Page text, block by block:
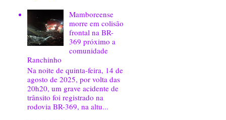
Mamboreense
morre em colisão
frontal na BR-
369 próximo a
comunidade
Ranchinho
Na noite de quinta-feira, 14 de
agosto de 2025, por volta das
20h20, um grave acidente de
trânsito foi registrado na
rodovia BR-369, na altu...